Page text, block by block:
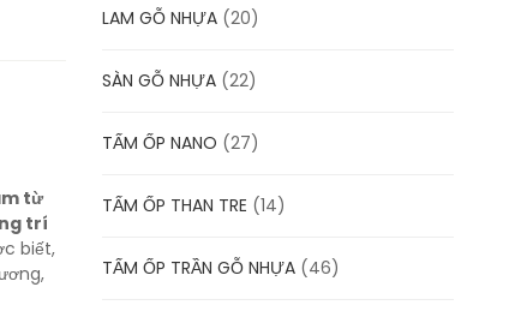
từ
trí
biết,
LAM GỖ NHỰA (20)
SÀN GỖ NHỰA (22)
TẤM ỐP NANO (27)
TẤM ỐP THAN TRE (14)
TẤM ỐP TRẦN GỖ NHỰA (46)